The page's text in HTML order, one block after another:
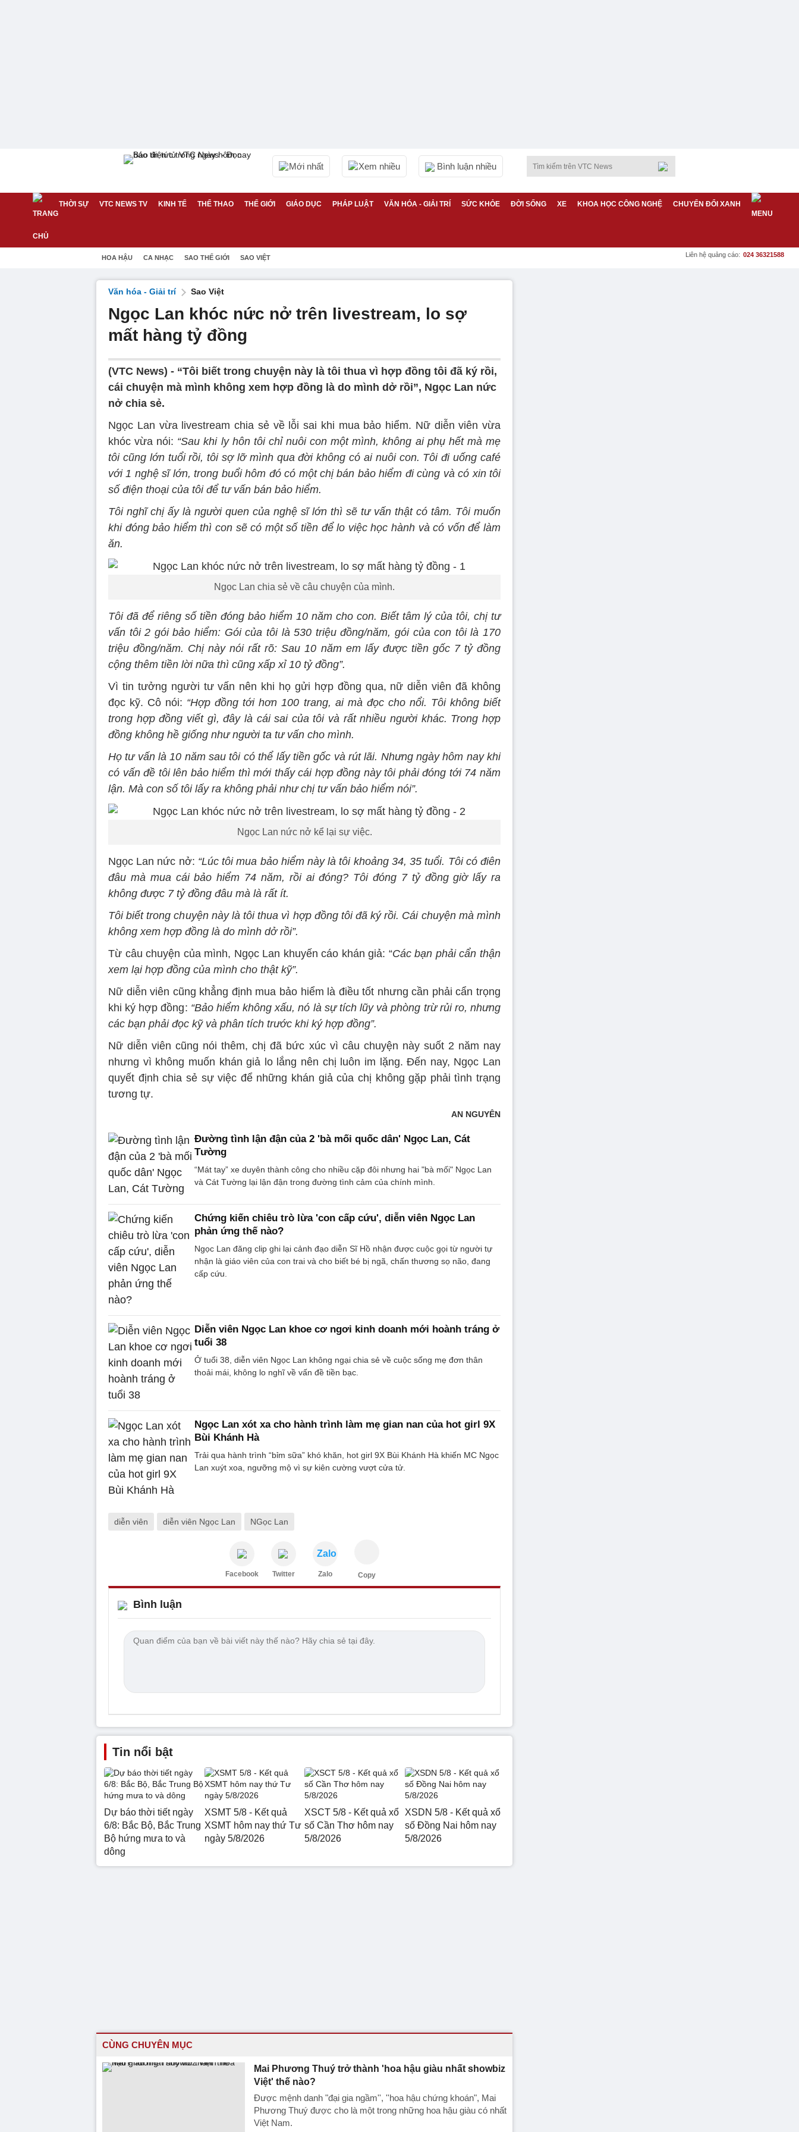
Mới nhất Xem nhiều Bình luận nhiều
THỜI SỰ VTC NEWS TV KINH TẾ THỂ THAO THẾ GIỚI GIÁO DỤC PHÁP LUẬT VĂN HÓA - GIẢI TRÍ SỨC KHỎE ĐỜI SỐNG XE KHOA HỌC CÔNG NGHỆ CHUYỂN ĐỔI XANH
HOA HẬU CA NHẠC SAO THẾ GIỚI SAO VIỆT Liên hệ quảng cáo: 024 36321588
Văn hóa - Giải trí Sao Việt
Ngọc Lan khóc nức nở trên livestream, lo sợ
mất hàng tỷ đồng
(VTC News) - “Tôi biết trong chuyện này là tôi thua vì hợp đồng tôi đã ký rồi,
cái chuyện mà mình không xem hợp đồng là do mình dở rồi”, Ngọc Lan nức
nở chia sẻ.
Ngọc Lan vừa livestream chia sẻ về lỗi sai khi mua bảo hiểm. Nữ diễn viên vừa
khóc vừa nói: “Sau khi ly hôn tôi chỉ nuôi con một mình, không ai phụ hết mà mẹ
tôi cũng lớn tuổi rồi, tôi sợ lỡ mình qua đời không có ai nuôi con. Tôi đi uống café
với 1 nghệ sĩ lớn, trong buổi hôm đó có một chị bán bảo hiểm đi cùng và có xin tôi
số điện thoại của tôi để tư vấn bán bảo hiểm.
Tôi nghĩ chị ấy là người quen của nghệ sĩ lớn thì sẽ tư vấn thật có tâm. Tôi muốn
khi đóng bảo hiểm thì con sẽ có một số tiền để lo việc học hành và có vốn để làm
ăn.
Ngọc Lan chia sẻ về câu chuyện của mình.
Tôi đã để riêng số tiền đóng bảo hiểm 10 năm cho con. Biết tâm lý của tôi, chị tư
vấn tôi 2 gói bảo hiểm: Gói của tôi là 530 triệu đồng/năm, gói của con tôi là 170
triệu đồng/năm. Chị nàynói rất rõ: Sau 10 năm em lấy được tiền gốc 7 tỷ đồng
cộng thêm tiền lời nữa thì cũng xấp xỉ 10 tỷ đồng”.
Vì tin tưởng người tư vấn nên khi họ gửi hợp đồng qua, nữ diễn viên đã không
đọc kỹ. Cô nói: “Hợp đồng tới hơn 100 trang, ai mà đọc cho nổi. Tôi không biết
trong hợp đồng viết gì, đây là cái sai của tôi và rất nhiều người khác. Trong hợp
đồng không hề giống như người ta tư vấn cho mình.
Họ tư vấn là 10 năm sau tôi có thể lấy tiền gốc và rút lãi. Nhưng ngày hôm nay khi
có vấn đề tôi lên bảo hiểm thì mới thấy cái hợp đồng này tôi phải đóng tới 74 năm
lận. Mà con số tôi lấy ra không phải như chị tư vấn bảo hiểm nói”.
Ngọc Lan nức nở kể lại sự việc.
Ngọc Lan nức nở: “Lúc tôi mua bảo hiểm này là tôi khoảng 34, 35 tuổi. Tôi có điên
đâu mà mua cái bảo hiểm 74 năm, rồi ai đóng? Tôi đóng 7 tỷ đồng giờ lấy ra
không được 7 tỷ đồng đâu mà là rất ít.
Tôi biết trong chuyện này là tôi thua vì hợp đồng tôi đã ký rồi. Cái chuyện mà mình
không xem hợp đồng là do mình dở rồi”.
Từ câu chuyện của mình, Ngọc Lan khuyến cáo khán giả: “Các bạn phải cẩn thận
xem lại hợp đồng của mình cho thật kỹ”.
Nữ diễn viên cũng khẳng định mua bảo hiểm là điều tốt nhưng cần phải cẩn trọng
khi ký hợp đồng: “Bảo hiểm không xấu, nó là sự tích lũy và phòng trừ rủi ro, nhưng
các bạn phải đọc kỹ và phân tích trước khi ký hợp đồng”.
Nữ diễn viên cũng nói thêm, chị đã bức xúc vì câu chuyện này suốt 2 năm nay
nhưng vì không muốn khán giả lo lắng nên chị luôn im lặng. Đến nay, Ngọc Lan
quyết định chia sẻ sự việc để những khán giả của chị không gặp phải tình trạng
tương tự.
AN NGUYÊN
Đường tình lận đận của 2 'bà mối quốc dân' Ngọc Lan, Cát
Tường
“Mát tay” xe duyên thành công cho nhiều cặp đôi nhưng hai "bà mối" Ngọc Lan
và Cát Tường lại lận đận trong đường tình cảm của chính mình.
Chứng kiến chiêu trò lừa 'con cấp cứu', diễn viên Ngọc Lan
phản ứng thế nào?
Ngọc Lan đăng clip ghi lại cảnh đạo diễn Sĩ Hồ nhận được cuộc gọi từ người tự
nhận là giáo viên của con trai và cho biết bé bị ngã, chấn thương sọ não, đang
cấp cứu.
Diễn viên Ngọc Lan khoe cơ ngơi kinh doanh mới hoành tráng ở
tuổi 38
Ở tuổi 38, diễn viên Ngọc Lan không ngại chia sẻ về cuộc sống mẹ đơn thân
thoải mái, không lo nghĩ về vấn đề tiền bạc.
Ngọc Lan xót xa cho hành trình làm mẹ gian nan của hot girl 9X
Bùi Khánh Hà
Trải qua hành trình “bỉm sữa” khó khăn, hot girl 9X Bùi Khánh Hà khiến MC Ngọc
Lan xuýt xoa, ngưỡng mộ vì sự kiên cường vượt cửa tử.
diễn viên diễn viên Ngọc Lan NGọc Lan
Facebook Twitter
Zalo
Zalo Copy
Bình luận
Tin nổi bật
Dự báo thời tiết ngày
6/8: Bắc Bộ, Bắc Trung
Bộ hứng mưa to và
dông
XSMT 5/8 - Kết quả
XSMT hôm nay thứ Tư
ngày 5/8/2026
XSCT 5/8 - Kết quả xổ
số Cần Thơ hôm nay
5/8/2026
XSDN 5/8 - Kết quả xổ
số Đồng Nai hôm nay
5/8/2026
CÙNG CHUYÊN MỤC
Mai Phương Thuý trở thành 'hoa hậu giàu nhất showbiz
Việt' thế nào?
Được mệnh danh "đại gia ngầm'', ''hoa hậu chứng khoán", Mai
Phương Thuý được cho là một trong những hoa hậu giàu có nhất
Việt Nam.